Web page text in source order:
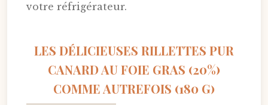
votre réfrigérateur.
LES DÉLICIEUSES RILLETTES PUR
CANARD AU FOIE GRAS (20%)
COMME AUTREFOIS (180 G)